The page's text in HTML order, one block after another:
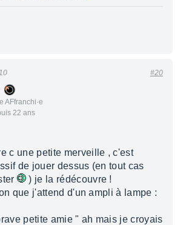
AFfranchi·e
22 ans
#20
c une petite merveille , c'est
de jouer dessus (en tout cas
) je la rédécouvre !
que j'attend d'un ampli à lampe :
petite amie " ah mais je croyais